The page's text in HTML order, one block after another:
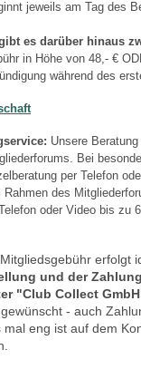
jeweils am Tag des
es darüber hinaus
in Höhe von 48,- €
während des
Unsere
Bei
per Telefon
Rahmen des
oder Video bis zu
erfolgt
und der
"Club Collect
- auch
eng ist auf dem